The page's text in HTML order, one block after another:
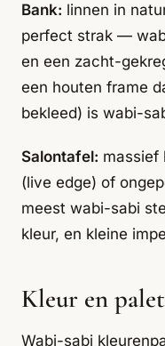
Bank: linnen in
perfect strak —
en een zacht-
een houten frame
bekleed) is wabi-
Salontafel: massief
(live edge) of
meest wabi-sabi
kleur, en kleine
Kleur en palet
Wabi-sabi